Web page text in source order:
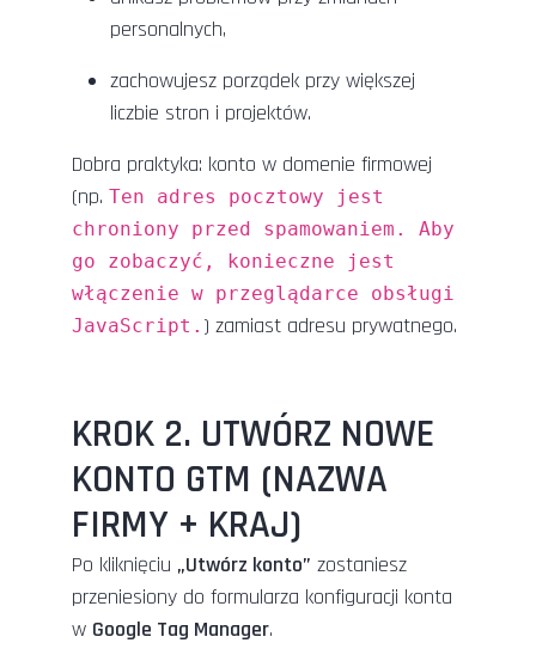
personalnych,
zachowujesz porządek przy większej
liczbie stron i projektów.
Dobra praktyka: konto w domenie firmowej
(np. Ten adres pocztowy jest
chroniony przed spamowaniem. Aby
go zobaczyć, konieczne jest
włączenie w przeglądarce obsługi
JavaScript. ) zamiast adresu prywatnego.
KROK 2. UTWÓRZ NOWE
KONTO GTM (NAZWA
FIRMY + KRAJ)
Po kliknięciu „Utwórz konto” zostaniesz
przeniesiony do formularza konfiguracji konta
w Google Tag Manager.